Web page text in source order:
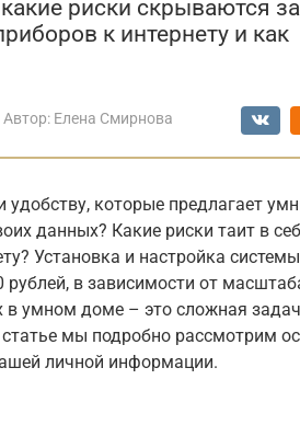
риски скрываются за
к интернету и как
Автор: Елена Смирнова
которые предлагает
данных? Какие риски таит в
Установка и настройка
в зависимости от
в умном доме – это сложная
мы подробно рассмотрим
личной информации.